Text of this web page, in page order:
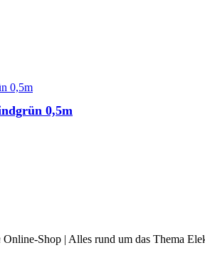
0,5m
Online-Shop | Alles rund um das Thema